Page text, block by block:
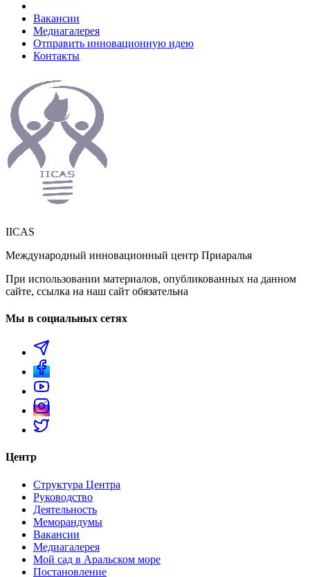
Вакансии
Медиагалерея
Отправить инновационную идею
Контакты
IICAS
Международный инновационный центр Приаралья
При использовании материалов, опубликованных на данном
сайте, ссылка на наш сайт обязательна
Мы в социальных сетях
Центр
Структура Центра
Руководство
Деятельность
Меморандумы
Вакансии
Медиагалерея
Мой сад в Аральском море
Постановление